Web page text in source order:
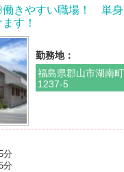
働きやすい職場！ 単
す！
勤務地：
福島県郡山市湖南
1237-5
分
分